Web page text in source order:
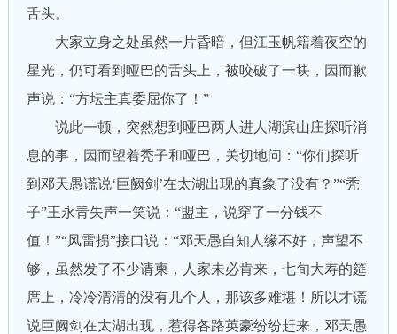
舌头。
大家立身之处虽然一片昏暗，但江玉帆籍着夜空的
星光，仍可看到哑巴的舌头上，被咬破了一块，因而歉
声说：“方坛主真委屈你了！”
说此一顿，突然想到哑巴两人进人湖滨山庄探听消
息的事，因而望着秃子和哑巴，关切地问：“你们探听
到邓天愚谎说‘巨阙剑’在太湖出现的真象了没有？”“秃
子”王永青失声一笑说：“盟主，说穿了一分钱不
值！”“风雷拐”接口说：“邓天愚自知人缘不好，声望不
够，虽然发了不少请柬，人家未必肯来，七旬大寿的筵
席上，冷冷清清的没有几个人，那该多难堪！所以才谎
说巨阙剑在太湖出现，惹得各路英豪纷纷赶来，邓天愚